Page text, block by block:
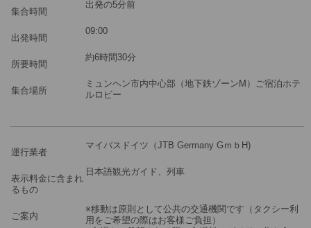
集合時間
出発の5分前
出発時間
09:00
所要時間
約6時間30分
集合場所
ミュンヘン市内中心部（地下鉄ゾーンM）ご宿泊ホテ
ルロビー
運行業者
マイバスドイツ（JTB Germany GｍｂH)
表示料金に含まれ
るもの
日本語観光ガイド、列車
ご案内
※移動は原則として公共の交通機関です（タクシー利
用をご希望の際はお客様ご負担）